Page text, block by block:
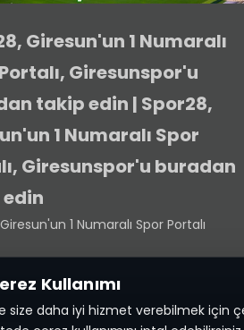
Kullanımı
size daha iyi hizmet verebilmek için
Giresun'un 1 Numaralı
Giresunspor'u
takip edin | Spor28,
1 Numaralı Spor
Giresunspor'u buradan
1 Numaralı Spor Portalı